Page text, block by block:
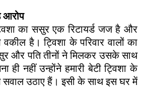
आरोप
का ससुर एक रिटायर्ड जज है और
है। ट्विशा के परिवार वालों का
और पति तीनों ने मिलकर उसके साथ
ही नहीं उन्होंने हमारी बेटी ट्विशा के
सवाल उठाए हैं। इसी के साथ इस घर में